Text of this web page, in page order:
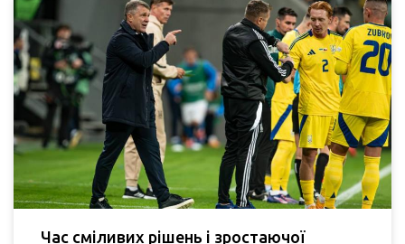
Час сміливих рішень і зростаючої